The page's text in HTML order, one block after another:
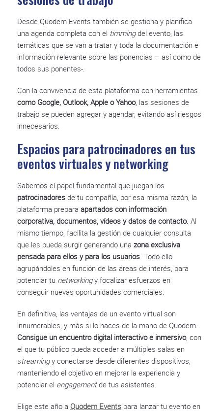
Desde Quodem Events también se gestiona y planifica
una agenda completa con el timmingdel evento, las
temáticas que se van a tratar y toda la documentación e
información relevante sobre las ponencias – así como de
todos sus ponentes-.
Con la convivencia de esta plataforma con herramientas
como Google, Outlook, Apple o Yahoo, las sesiones de
trabajo se pueden agregar y agendar, evitando así riesgos
innecesarios.
Espacios para patrocinadores en tus
eventos virtuales y networking
Sabemos el papel fundamental que juegan los
patrocinadores de tu compañía, por esa misma razón, la
plataforma prepara apartados con información
corporativa, documentos, vídeos y datos de contacto. Al
mismo tiempo, facilita la gestión de cualquier consulta
que les pueda surgir generando una zona exclusiva
pensada para ellos y para los usuarios . Todo ello
agrupándoles en función de las áreas de interés, para
potenciar tu networkingy focalizar esfuerzos en
conseguir nuevas oportunidades comerciales.
En definitiva, las ventajas de un evento virtual son
innumerables, y más si lo haces de la mano de Quodem.
Consigue un encuentro digital interactivo e inmersivo, con
el que tu público pueda acceder a múltiples salas en
streamingy conectarse desde diferentes dispositivos,
manteniendo el objetivo en mejorar la experiencia y
potenciar el engagementde tus asistentes.
Elige este año a Quodem Events para lanzar tu evento en